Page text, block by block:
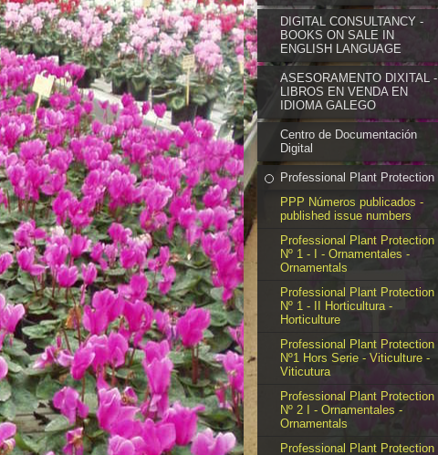
DIGITAL CONSULTANCY -
BOOKS ON SALE IN
ENGLISH LANGUAGE
ASESORAMENTO DIXITAL -
LIBROS EN VENDA EN
IDIOMA GALEGO
Centro de Documentación
Digital
Professional Plant Protection
PPP Números publicados -
published issue numbers
Professional Plant Protection
Nº 1 - I - Ornamentales -
Ornamentals
Professional Plant Protection
Nº 1 - II Horticultura -
Horticulture
Professional Plant Protection
Nº1 Hors Serie - Viticulture -
Viticutura
Professional Plant Protection
Nº 2 I - Ornamentales -
Ornamentals
Professional Plant Protection